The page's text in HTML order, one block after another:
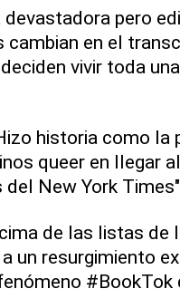
devastadora pero
cambian en el
vivir toda
historia como la
queer en llegar
New York
de las listas de
un resurgimiento
#BookTok